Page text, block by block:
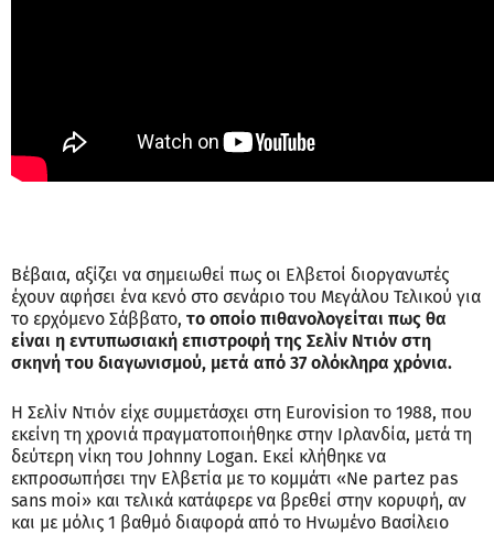
Βέβαια, αξίζει να σημειωθεί πως οι Ελβετοί διοργανωτές
έχουν αφήσει ένα κενό στο σενάριο του Μεγάλου Τελικού για
το ερχόμενο Σάββατο, το οποίο πιθανολογείται πως θα
είναι η εντυπωσιακή επιστροφή της Σελίν Ντιόν στη
σκηνή του διαγωνισμού, μετά από 37 ολόκληρα χρόνια.
Η Σελίν Ντιόν είχε συμμετάσχει στη Eurovision το 1988, που
εκείνη τη χρονιά πραγματοποιήθηκε στην Ιρλανδία, μετά τη
δεύτερη νίκη του Johnny Logan. Εκεί κλήθηκε να
εκπροσωπήσει την Ελβετία με το κομμάτι «Ne partez pas
sans moi» και τελικά κατάφερε να βρεθεί στην κορυφή, αν
και με μόλις 1 βαθμό διαφορά από το Ηνωμένο Βασίλειο